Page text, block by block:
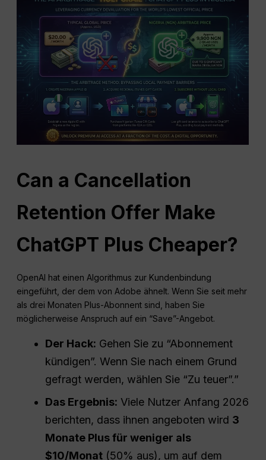
Can a Cancellation
Retention Offer Make
ChatGPT Plus Cheaper?
OpenAI hat einen Algorithmus zur Kundenbindung
eingeführt, der dem von Adobe ähnelt. Wenn Sie seit mehr
als drei Monaten Plus-Abonnent sind, haben Sie
möglicherweise Anspruch auf ein “Save”-Angebot.
Der Hack: Gehen Sie zu “Abonnement
kündigen”. Wenn Sie nach einem Grund
gefragt werden, wählen Sie “Zu teuer”.”
Das Ergebnis: Viele Nutzer Anfang 2026
berichten, dass ihnen angeboten wird 3
Monate Plus für weniger als
$10/Monat (50% aus), um auf dem